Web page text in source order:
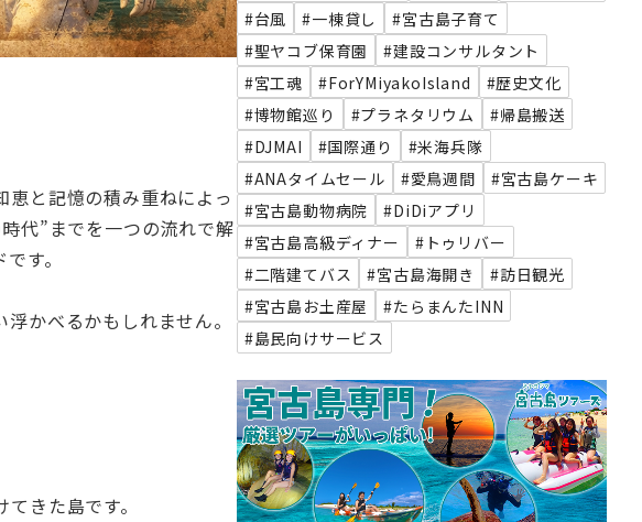
と記憶の積み重ねによっ
代”までを一つの流れで解
す。
かべるかもしれません。
きた島です。
#台風
#一棟貸し
#宮古島子育て
#聖ヤコブ保育園
#建設コンサルタント
#宮工魂
#ForYMiyakoIsland
#歴史文化
#博物館巡り
#プラネタリウム
#帰島搬送
#DJMAI
#国際通り
#米海兵隊
#ANAタイムセール
#愛鳥週間
#宮古島ケーキ
#宮古島動物病院
#DiDiアプリ
#宮古島高級ディナー
#トゥリバー
#二階建てバス
#宮古島海開き
#訪日観光
#宮古島お土産屋
#たらまんたINN
#島民向けサービス